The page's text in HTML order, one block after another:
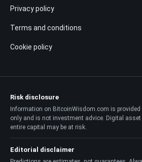
Privacy policy
Terms and conditions
Cookie policy
Risk disclosure
Information on BitcoinWisdom.com is
only and is not investment advice. Digital
entire capital may be at risk.
Editorial disclaimer